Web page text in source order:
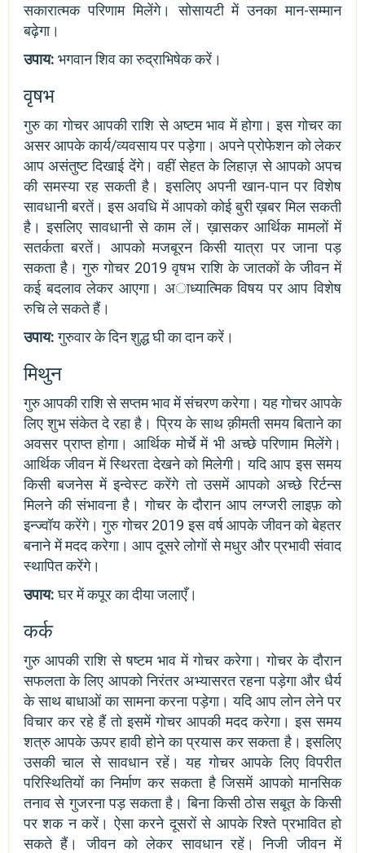
सकारात्मक परिणाम मिलेंगे। सोसायटी में उनका मान-सम्मान
बढ़ेगा।
उपाय: भगवान शिव का रुद्राभिषेक करें।
वृषभ
गुरु का गोचर आपकी राशि से अष्टम भाव में होगा। इस गोचर का
असर आपके कार्य/व्यवसाय पर पड़ेगा। अपने प्रोफेशन को लेकर
आप असंतुष्ट दिखाई देंगे। वहीं सेहत के लिहाज़ से आपको अपच
की समस्या रह सकती है। इसलिए अपनी खान-पान पर विशेष
सावधानी बरतें। इस अवधि में आपको कोई बुरी ख़बर मिल सकती
है। इसलिए सावधानी से काम लें। ख़ासकर आर्थिक मामलों में
सतर्कता बरतें। आपको मजबूरन किसी यात्रा पर जाना पड़
सकता है। गुरु गोचर 2019 वृषभ राशि के जातकों के जीवन में
कई बदलाव लेकर आएगा। अाध्यात्मिक विषय पर आप विशेष
रुचि ले सकते हैं।
उपाय:गुरुवार के दिन शुद्ध घी का दान करें।
मिथुन
गुरु आपकी राशि से सप्तम भाव में संचरण करेगा। यह गोचर आपके
लिए शुभ संकेत दे रहा है। प्रिय के साथ क़ीमती समय बिताने का
अवसर प्राप्त होगा। आर्थिक मोर्चे में भी अच्छे परिणाम मिलेंगे।
आर्थिक जीवन में स्थिरता देखने को मिलेगी। यदि आप इस समय
किसी बजनेस में इन्वेस्ट करेंगे तो उसमें आपको अच्छे रिर्टन्स
मिलने की संभावना है। गोचर के दौरान आप लग्जरी लाइफ़ को
इन्ज्वॉय करेंगे। गुरु गोचर 2019 इस वर्ष आपके जीवन को बेहतर
बनाने में मदद करेगा। आप दूसरे लोगों से मधुर और प्रभावी संवाद
स्थापित करेंगे।
उपाय:घर में कपूर का दीया जलाएँ।
कर्क
गुरु आपकी राशि से षष्टम भाव में गोचर करेगा। गोचर के दौरान
सफलता के लिए आपको निरंतर अभ्यासरत रहना पड़ेगा और धैर्य
के साथ बाधाओं का सामना करना पड़ेगा। यदि आप लोन लेने पर
विचार कर रहे हैं तो इसमें गोचर आपकी मदद करेगा। इस समय
शत्रु आपके ऊपर हावी होने का प्रयास कर सकता है। इसलिए
उसकी चाल से सावधान रहें। यह गोचर आपके लिए विपरीत
परिस्थितियों का निर्माण कर सकता है जिसमें आपको मानसिक
तनाव से गुजरना पड़ सकता है। बिना किसी ठोस सबूत के किसी
पर शक न करें। ऐसा करने दूसरों से आपके रिश्ते प्रभावित हो
सकते हैं। जीवन को लेकर सावधान रहें। निजी जीवन में